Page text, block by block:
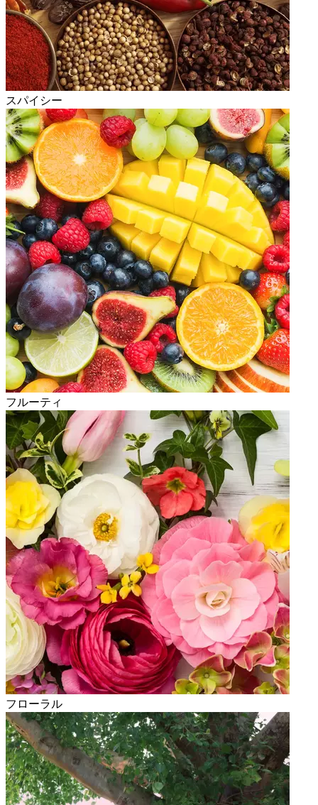
スパイシー
フルーティ
フローラル